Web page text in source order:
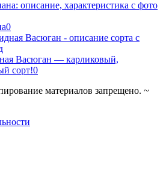
0
Васюган — карликовый,
сорт!0
материалов запрещено. ~